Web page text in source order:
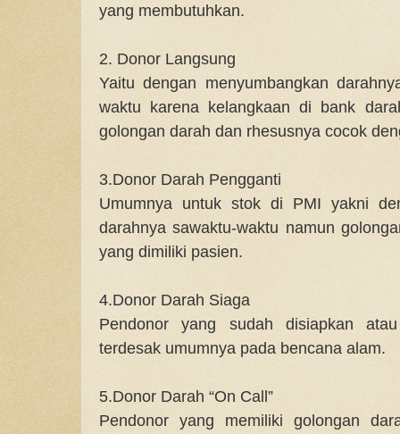
yang membutuhkan.
2. Donor Langsung
Yaitu dengan menyumbangkan
waktu karena kelangkaan di bank
golongan darah dan rhesusnya cocok
3.Donor Darah Pengganti
Umumnya untuk stok di PMI yakni
darahnya sawaktu-waktu namun
yang dimiliki pasien.
4.Donor Darah Siaga
Pendonor yang sudah disiapkan
terdesak umumnya pada bencana alam.
5.Donor Darah “On Call”
Pendonor yang memiliki golongan